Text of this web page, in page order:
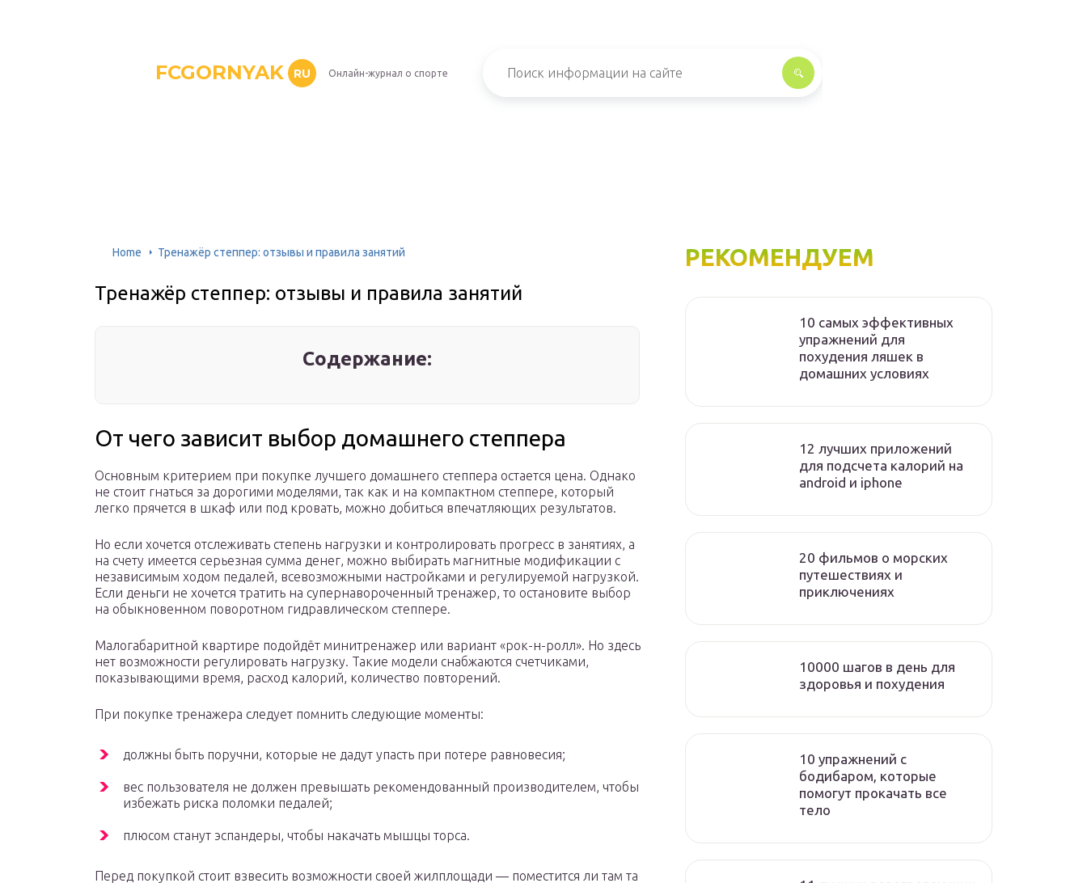
FCGORNYAK RU Онлайн-журнал о спорте
Home Тренажёр степпер: отзывы и правила занятий
Тренажёр степпер: отзывы и правила занятий
Содержание:
От чего зависит выбор домашнего степпера
Основным критерием при покупке лучшего домашнего степпера остается цена. Однако
не стоит гнаться за дорогими моделями, так как и на компактном степпере, который
легко прячется в шкаф или под кровать, можно добиться впечатляющих результатов.
Но если хочется отслеживать степень нагрузки и контролировать прогресс в занятиях, а
на счету имеется серьезная сумма денег, можно выбирать магнитные модификации с
независимым ходом педалей, всевозможными настройками и регулируемой нагрузкой.
Если деньги не хочется тратить на супернавороченный тренажер, то остановите выбор
на обыкновенном поворотном гидравлическом степпере.
Малогабаритной квартире подойдёт минитренажер или вариант «рок-н-ролл». Но здесь
нет возможности регулировать нагрузку. Такие модели снабжаются счетчиками,
показывающими время, расход калорий, количество повторений.
При покупке тренажера следует помнить следующие моменты:
должны быть поручни, которые не дадут упасть при потере равновесия;
вес пользователя не должен превышать рекомендованный производителем, чтобы
избежать риска поломки педалей;
плюсом станут эспандеры, чтобы накачать мышцы торса.
Перед покупкой стоит взвесить возможности своей жилплощади — поместится ли там та
РЕКОМЕНДУЕМ
10 самых эффективных
упражнений для
похудения ляшек в
домашних условиях
12 лучших приложений
для подсчета калорий на
android и iphone
20 фильмов о морских
путешествиях и
приключениях
10000 шагов в день для
здоровья и похудения
10 упражнений с
бодибаром, которые
помогут прокачать все
тело